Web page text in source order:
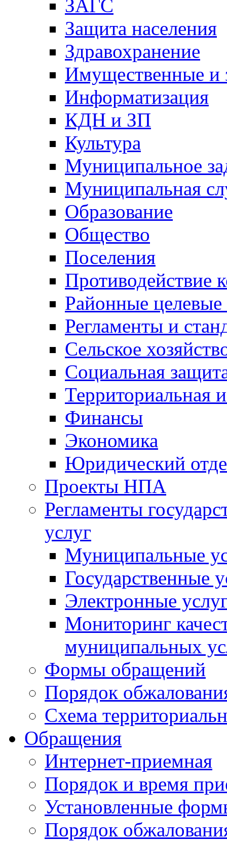
ЗАГС
Защита населения
Здравохранение
Имущественные и
Информатизация
КДН и ЗП
Культура
Муниципальное
Муниципальная
Образование
Общество
Поселения
Противодействие
Районные
Регламенты и
Сельское
Социальная
Территориальная
Финансы
Экономика
Юридический
Проекты НПА
Регламенты
услуг
Муниципальные
Государственные
Электронные
Мониторинг
муниципальных
Формы обращений
Порядок
Схема
Обращения
Интернет-приемная
Порядок и время
Установленные
Порядок